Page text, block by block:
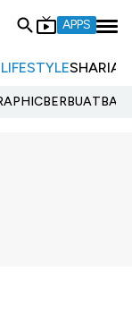
APPS
LIFESTYLESHARIA